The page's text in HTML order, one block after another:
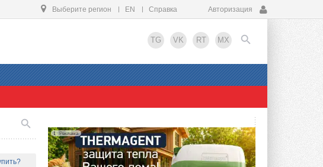
Выберите регион EN Справка Авторизация
TG VK RT MX
EN
Реклама